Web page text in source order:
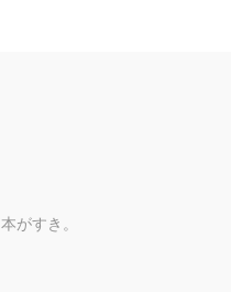
本がすき。